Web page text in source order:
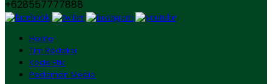
+628557777888
Home
Tim Redaksi
Kode Etik
Pedoman Media